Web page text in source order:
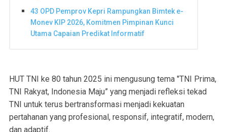
43 OPD Pemprov Kepri Rampungkan Bimtek e-
Monev KIP 2026, Komitmen Pimpinan Kunci
Utama Capaian Predikat Informatif
HUT TNI ke 80 tahun 2025 ini mengusung tema "TNI Prima,
TNI Rakyat, Indonesia Maju” yang menjadi refleksi tekad
TNI untuk terus bertransformasi menjadi kekuatan
pertahanan yang profesional, responsif, integratif, modern,
dan adaptif.